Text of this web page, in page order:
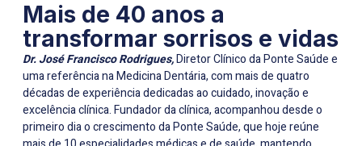
Mais de 40 anos a
transformar sorrisos e vidas
Dr. José Francisco Rodrigues,Diretor Clínico da Ponte Saúde e
uma referência na Medicina Dentária, com mais de quatro
décadas de experiência dedicadas ao cuidado, inovação e
excelência clínica. Fundador da clínica, acompanhou desde o
primeiro dia o crescimento da Ponte Saúde, que hoje reúne